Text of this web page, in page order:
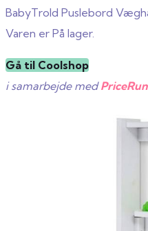
BabyTrold Puslebord
Varen er På lager.
Gå til Coolshop
i samarbejde med